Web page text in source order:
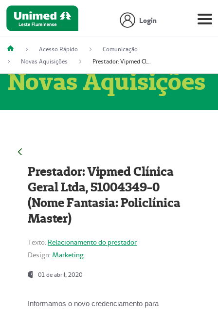
Login
Acesso Rápido
Comunicação
Novas Aquisições
Prestador: Vipmed Clínica Geral Ltda, 51004349-0 (Nome Fantasia: Policlínica Master)
Novas Aquisições
Prestador: Vipmed Clínica
Geral Ltda, 51004349-0
(Nome Fantasia: Policlínica
Master)
Texto: Relacionamento do prestador
Design: Marketing
01 de abril, 2020
Informamos o novo credenciamento para